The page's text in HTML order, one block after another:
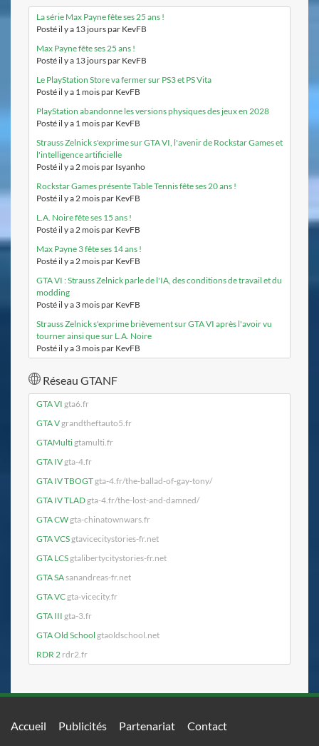
La série Max Payne fête ses 25 ans !
Posté il y a 13 jours par KevFB
Max Payne fête ses 25 ans !
Posté il y a 13 jours par KevFB
Le PlayStation Store va fermer sur PS3 et PS Vita
Posté il y a 1 mois par KevFB
PlayStation abandonne les versions physiques des jeux en 2028
Posté il y a 1 mois par KevFB
Strauss Zelnick s'exprime sur GTA VI, l'avenir de Rockstar Games et
l'intelligence artificielle
Posté il y a 2 mois par Isyanho
Rockstar Games présente Table Tennis fête ses 20 ans !
Posté il y a 2 mois par KevFB
L.A. Noire fête ses 15 ans !
Posté il y a 2 mois par KevFB
Max Payne 3 fête ses 14 ans !
Posté il y a 2 mois par KevFB
GTA VI : Strauss Zelnick parle de l'IA, des conditions de travail et du
modding
Posté il y a 3 mois par KevFB
Strauss Zelnick s'exprime brièvement sur GTA VI après l'avoir vu
tourner ainsi que sur L.A. Noire
Posté il y a 3 mois par KevFB
Réseau GTANF
GTA VI gta6.fr
GTA Vgrandtheftauto5.fr
GTAMultigtamulti.fr
GTA IVgta-4.fr
GTA IV TBOGTgta-4.fr/the-ballad-of-gay-tony/
GTA IV TLADgta-4.fr/the-lost-and-damned/
GTA CWgta-chinatownwars.fr
GTA VCSgtavicecitystories-fr.net
GTA LCSgtalibertycitystories-fr.net
GTA SAsanandreas-fr.net
GTA VCgta-vicecity.fr
GTA III gta-3.fr
GTA Old School gtaoldschool.net
RDR 2 rdr2.fr
Accueil Publicités Partenariat Contact